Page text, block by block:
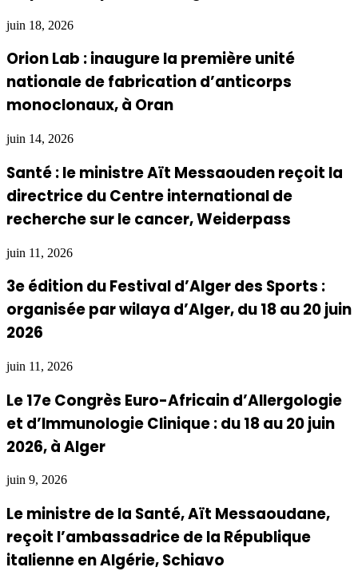
juin 18, 2026
Orion Lab : inaugure la première unité
nationale de fabrication d’anticorps
monoclonaux, à Oran
juin 14, 2026
Santé : le ministre Aït Messaouden reçoit la
directrice du Centre international de
recherche sur le cancer, Weiderpass
juin 11, 2026
3e édition du Festival d’Alger des Sports :
organisée par wilaya d’Alger, du 18 au 20 juin
2026
juin 11, 2026
Le 17e Congrès Euro-Africain d’Allergologie
et d’Immunologie Clinique : du 18 au 20 juin
2026, à Alger
juin 9, 2026
Le ministre de la Santé, Aït Messaoudane,
reçoit l’ambassadrice de la République
italienne en Algérie, Schiavo